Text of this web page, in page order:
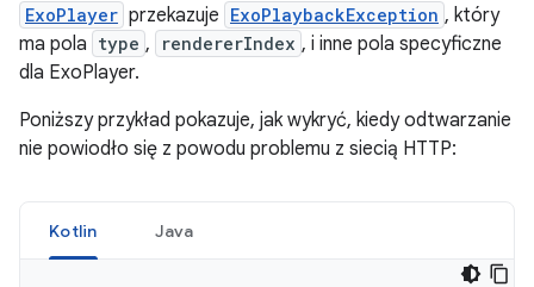
ExoPlayer przekazuje ExoPlaybackException , który
ma pola type , rendererIndex , i inne pola specyficzne
dla ExoPlayer.
Poniższy przykład pokazuje, jak wykryć, kiedy odtwarzanie
nie powiodło się z powodu problemu z siecią HTTP:
Kotlin Java